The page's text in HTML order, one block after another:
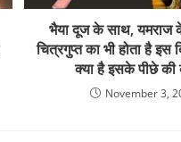
भैया दूज के साथ,
चित्रगुप्त का भी होता है
क्या है इसके पीछे की
November 3,